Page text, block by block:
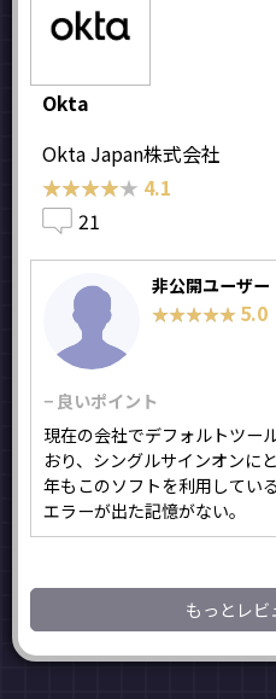
Okta
Okta Japan株式会社
★★★★★
★★★★★ 4.1
21
非公開ユーザー
★★★★★
★★★★★ 5.0
− 良いポイント
現在の会社でデフォルトツー
おり、シングルサインオンに
年もこのソフトを利用してい
エラーが出た記憶がない。
もっとレビ